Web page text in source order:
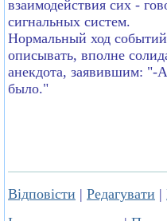
взаимодействия сих -
сигнальных систем.
Нормальный ход
описывать, вполне
анекдота, заявившим: "-
было."
Відповісти | Редагувати |